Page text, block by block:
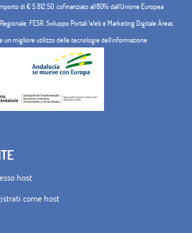
di € 5.812,50, cofinanziato all'80% dall'Unione Europea
FESR. Sviluppo Portali Web e Marketing Digitale Áreas
un migliore utilizzo delle tecnologie dell'informazione
host
come host